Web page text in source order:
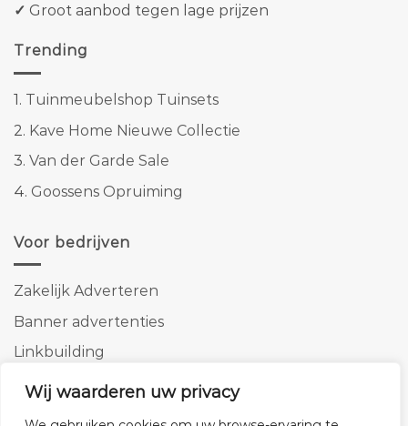
Wij waarderen uw privacy
✓ Groot aanbod tegen lage prijzen
Trending
1. Tuinmeubelshop Tuinsets
2. Kave Home Nieuwe Collectie
3. Van der Garde Sale
4. Goossens Opruiming
Voor bedrijven
Zakelijk Adverteren
Banner advertenties
Linkbuilding
SEO copywriting